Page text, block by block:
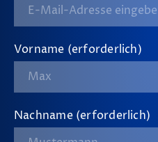
Vorname (erforderlich)
Nachname (erforderlich)